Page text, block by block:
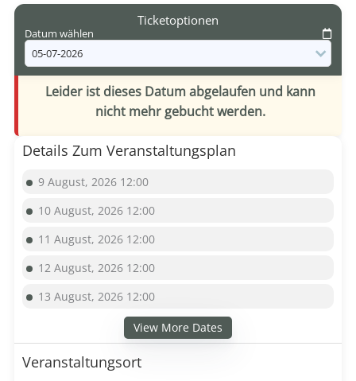
Ticketoptionen
Datum wählen
Leider ist dieses Datum abgelaufen und kann
nicht mehr gebucht werden.
Details Zum Veranstaltungsplan
9 August, 2026 12:00
10 August, 2026 12:00
11 August, 2026 12:00
12 August, 2026 12:00
13 August, 2026 12:00
View More Dates
Veranstaltungsort